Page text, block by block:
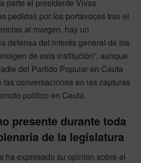
parte el presidente Vivas
pedidas por los portavoces tras el
al margen, hay un
defensa del interés general de los
de esta institución”, aunque
del Partido Popular en Ceuta
conversaciones en las capturas
político en Ceuta.
presente durante toda
de la legislatura
ha expresado su opinión sobre el